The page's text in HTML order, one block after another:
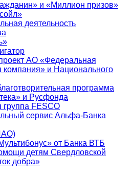
и «Миллион призов»
деятельность
АО «Федеральная
компания» и Национального
программа
и Русфонда
группа FESCO
сервис Альфа-Банка
от Банка ВТБ
детям Свердловской
добра»